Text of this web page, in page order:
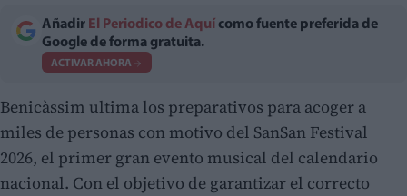
Añadir El Periodico de Aquí como fuente preferida de
Google de forma gratuita.
ACTIVAR AHORA
Benicàssim ultima los preparativos para acoger a
miles de personas con motivo del SanSan Festival
2026, el primer gran evento musical del calendario
nacional. Con el objetivo de garantizar el correcto